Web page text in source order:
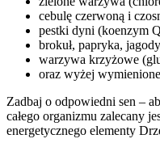
cebulę czerwoną i
pestki dyni (koenzym
brokuł, papryka,
warzywa krzyżowe
oraz wyżej
Zadbaj o odpowiedni sen –
całego organizmu zalecany
energetycznego elementy